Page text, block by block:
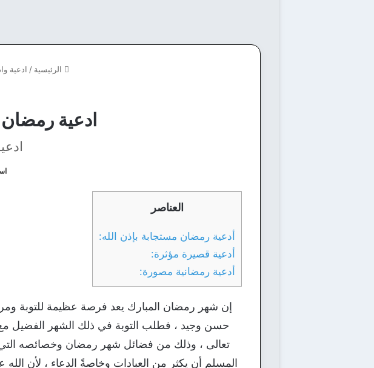
الرئيسية / ادعية
ادعية
العناصر
أدعية رمضان مستجابة بإذن الله:
أدعية قصيرة مؤثرة:
أدعية رمضانية مصورة:
إن شهر رمضان المبارك يعد فرصة عظيمة للتوبة
حسن وجيد ، فطلب التوبة في ذلك الشهر الفضيل مع
تعالى ، وذلك من فضائل شهر رمضان وخصائصه التي
المسلم أن يكثر من العبادات وخاصةً الدعاء ، لأن